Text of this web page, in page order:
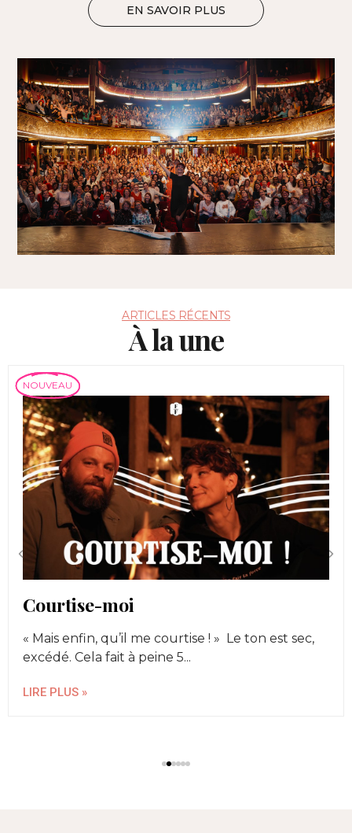
EN SAVOIR PLUS
ARTICLES RÉCENTS
À la une
NOUVEAU
Courtise-moi
« Mais enfin, qu’il me courtise ! » Le ton est sec,
excédé. Cela fait à peine 5...
LIRE PLUS »